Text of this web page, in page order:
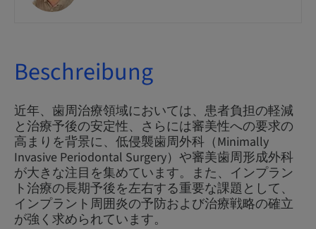
Beschreibung
近年、歯周治療領域においては、患者負担の軽減
と治療予後の安定性、さらには審美性への要求の
高まりを背景に、低侵襲歯周外科（Minimally
Invasive Periodontal Surgery）や審美歯周形成外科
が大きな注目を集めています。また、インプラン
ト治療の長期予後を左右する重要な課題として、
インプラント周囲炎の予防および治療戦略の確立
が強く求められています。